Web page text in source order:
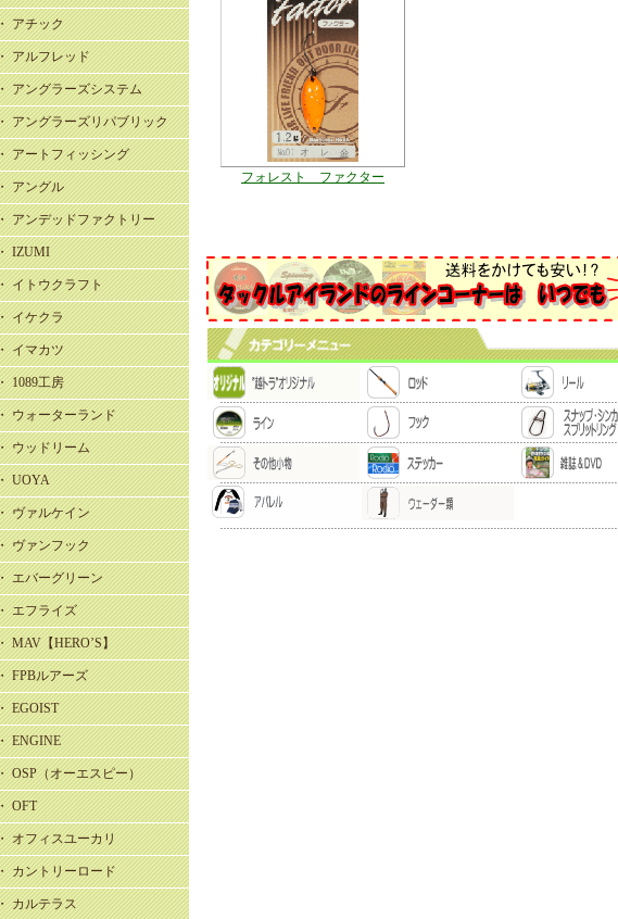
・ アチック
・ アルフレッド
・ アングラーズシステム
・ アングラーズリパブリック
・ アートフィッシング
・ アングル
・ アンデッドファクトリー
・ IZUMI
・ イトウクラフト
・ イケクラ
・ イマカツ
・ 1089工房
・ ウォーターランド
・ ウッドリーム
・ UOYA
・ ヴァルケイン
・ ヴァンフック
・ エバーグリーン
・ エフライズ
・ MAV【HERO’S】
・ FPBルアーズ
・ EGOIST
・ ENGINE
・ OSP（オーエスピー）
・ OFT
・ オフィスユーカリ
・ カントリーロード
・ カルテラス
フォレスト ファクター